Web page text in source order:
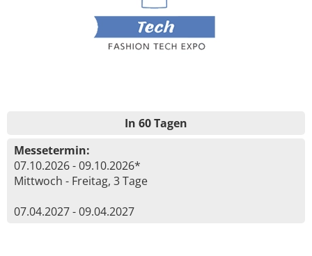
In 60 Tagen
Messetermin:
07.10.2026 - 09.10.2026*
Mittwoch - Freitag, 3 Tage
07.04.2027 - 09.04.2027